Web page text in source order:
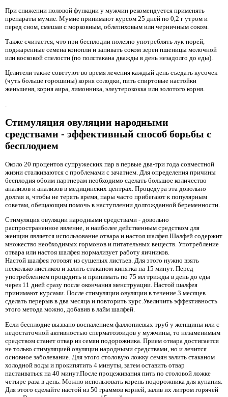
При снижении половой функции у мужчин рекомендуется применять
препараты мумие. Мумие принимают курсом 25 дней по 0,2 г утром и
перед сном, смешав с морковным, облепиховым или черничным соком.
Также считается, что при бесплодии полезно употреблять лук-порей,
поджаренные семена конопли и запивать соком зерен пшеницы молочной
или восковой спелости (по полстакана дважды в день незадолго до еды).
Целители также советуют во время лечения каждый день съедать кусочек
(чуть больше горошины) корня солодки, пить спиртовые настойки
женьшеня, корня аира, лимонника, элеутерококка или золотого корня.
Стимуляция овуляции народными
средствами - эффективный способ борьбы с
бесплодием
Около 20 процентов супружеских пар в первые два-три года совместной
жизни сталкиваются с проблемами с зачатием. Для определения причины
бесплодия обоим партнерам необходимо сделать большое количество
анализов и анализов в медицинских центрах. Процедура эта довольно
долгая и, чтобы не терять время, пары часто прибегают к популярным
советам, обещающим помочь в наступлении долгожданной беременности.
Стимуляция овуляции народными средствами - довольно
распространенное явление, и наиболее действенным средством для
женщин является использование отвара и настоя шалфея.Шалфей содержит
множество необходимых гормонов и питательных веществ. Употребление
отвара или настоя шалфея нормализует работу яичников.
Настой шалфея готовят из сушеных листьев. Для этого нужно взять
несколько листиков и залить стаканом кипятка на 15 минут. Перед
употреблением процедить и принимать по 75 мл трижды в день до еды
через 11 дней сразу после окончания менструации. Настой шалфея
принимают курсами. После стимуляции овуляции в течение 3 месяцев
сделать перерыв в два месяца и повторить курс.Увеличить эффективность
этого метода можно, добавив в лайм шалфей.
Если бесплодие вызвано воспалением фаллопиевых труб у женщины или с
недостаточной активностью сперматозоидов у мужчины, то незаменимым
средством станет отвар из семян подорожника. Прием отвара достигается
не только стимуляцией овуляции народными средствами, но и лечится
основное заболевание. Для этого столовую ложку семян залить стаканом
холодной воды и прокипятить 4 минуты, затем оставить отвар
настаиваться на 40 минут.После процеживания пить по столовой ложке
четыре раза в день. Можно использовать корень подорожника для купания.
Для этого сделайте настой из 50 граммов корней, залив их литром горячей